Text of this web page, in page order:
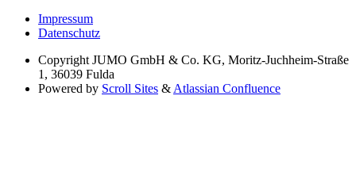
Impressum
Datenschutz
Copyright JUMO GmbH & Co. KG, Moritz-Juchheim-Straße
1, 36039 Fulda
Powered by Scroll Sites & Atlassian Confluence